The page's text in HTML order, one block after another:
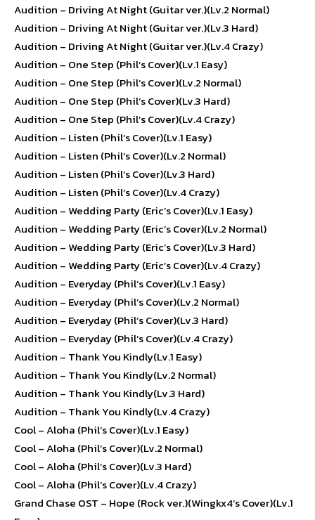
Audition – Driving At Night (Guitar ver.)(Lv.2 Normal)
Audition – Driving At Night (Guitar ver.)(Lv.3 Hard)
Audition – Driving At Night (Guitar ver.)(Lv.4 Crazy)
Audition – One Step (Phil’s Cover)(Lv.1 Easy)
Audition – One Step (Phil’s Cover)(Lv.2 Normal)
Audition – One Step (Phil’s Cover)(Lv.3 Hard)
Audition – One Step (Phil’s Cover)(Lv.4 Crazy)
Audition – Listen (Phil’s Cover)(Lv.1 Easy)
Audition – Listen (Phil’s Cover)(Lv.2 Normal)
Audition – Listen (Phil’s Cover)(Lv.3 Hard)
Audition – Listen (Phil’s Cover)(Lv.4 Crazy)
Audition – Wedding Party (Eric’s Cover)(Lv.1 Easy)
Audition – Wedding Party (Eric’s Cover)(Lv.2 Normal)
Audition – Wedding Party (Eric’s Cover)(Lv.3 Hard)
Audition – Wedding Party (Eric’s Cover)(Lv.4 Crazy)
Audition – Everyday (Phil’s Cover)(Lv.1 Easy)
Audition – Everyday (Phil’s Cover)(Lv.2 Normal)
Audition – Everyday (Phil’s Cover)(Lv.3 Hard)
Audition – Everyday (Phil’s Cover)(Lv.4 Crazy)
Audition – Thank You Kindly(Lv.1 Easy)
Audition – Thank You Kindly(Lv.2 Normal)
Audition – Thank You Kindly(Lv.3 Hard)
Audition – Thank You Kindly(Lv.4 Crazy)
Cool – Aloha (Phil’s Cover)(Lv.1 Easy)
Cool – Aloha (Phil’s Cover)(Lv.2 Normal)
Cool – Aloha (Phil’s Cover)(Lv.3 Hard)
Cool – Aloha (Phil’s Cover)(Lv.4 Crazy)
Grand Chase OST – Hope (Rock ver.)(Wingkx4’s Cover)(Lv.1